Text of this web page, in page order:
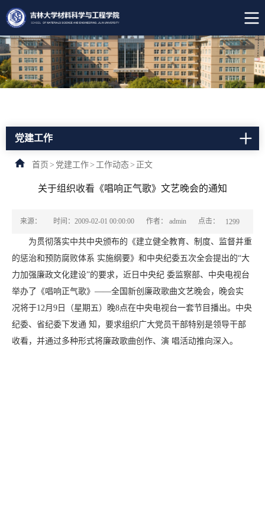
党建工作
首页 > 党建工作> 工作动态> 正文
关于组织收看《唱响正气歌》文艺晚会的通知
来源： 时间：2009-02-01 00:00:00 作者： admin 点击： 1299
为贯彻落实中共中央颁布的《建立健全教育、制度、监督并重
的惩治和预防腐败体系 实施纲要》和中央纪委五次全会提出的“大
力加强廉政文化建设”的要求，近日中央纪 委监察部、中央电视台
举办了《唱响正气歌》——全国新创廉政歌曲文艺晚会，晚会实
况将于12月9日（星期五）晚8点在中央电视台一套节目播出。中央
纪委、省纪委下发通 知，要求组织广大党员干部特别是领导干部
收看，并通过多种形式将廉政歌曲创作、演 唱活动推向深入。